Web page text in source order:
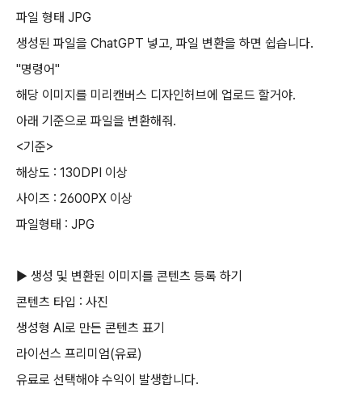
파일 형태 JPG
생성된 파일을 ChatGPT 넣고, 파일 변환을 하면 쉽습니다.
"명령어"
해당 이미지를 미리캔버스 디자인허브에 업로드 할거야.
아래 기준으로 파일을 변환해줘.
<기준>
해상도 : 130DPI 이상
사이즈 : 2600PX 이상
파일형태 : JPG
▶ 생성 및 변환된 이미지를 콘텐츠 등록 하기
콘텐츠 타입 : 사진
생성형 AI로 만든 콘텐츠 표기
라이선스 프리미엄(유료)
유료로 선택해야 수익이 발생합니다.